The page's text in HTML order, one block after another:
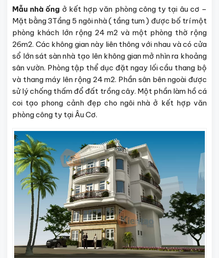
Mẫu nhà ống ở kết hợp văn phòng công ty tại âu cơ –
Mặt bằng 3Tầng 5 ngôi nhà ( tầng tum ) được bố trí một
phòng khách lớn rộng 24 m2 và một phòng thờ rộng
26m2. Các không gian này liên thông với nhau và có cửa
sổ lớn sát sàn nhà tạo lên không gian mở nhìn ra khoảng
sân vườn. Phòng tập thể dục đặt ngay lối cầu thang bộ
và thang máy lên rộng 24 m2. Phần sân bên ngoài được
sử lý chống thấm đổ đất trồng cây. Một phần làm hồ cá
coi tạo phong cảnh đẹp cho ngôi nhà ở kết hợp văn
phòng công ty tại Âu Cơ.